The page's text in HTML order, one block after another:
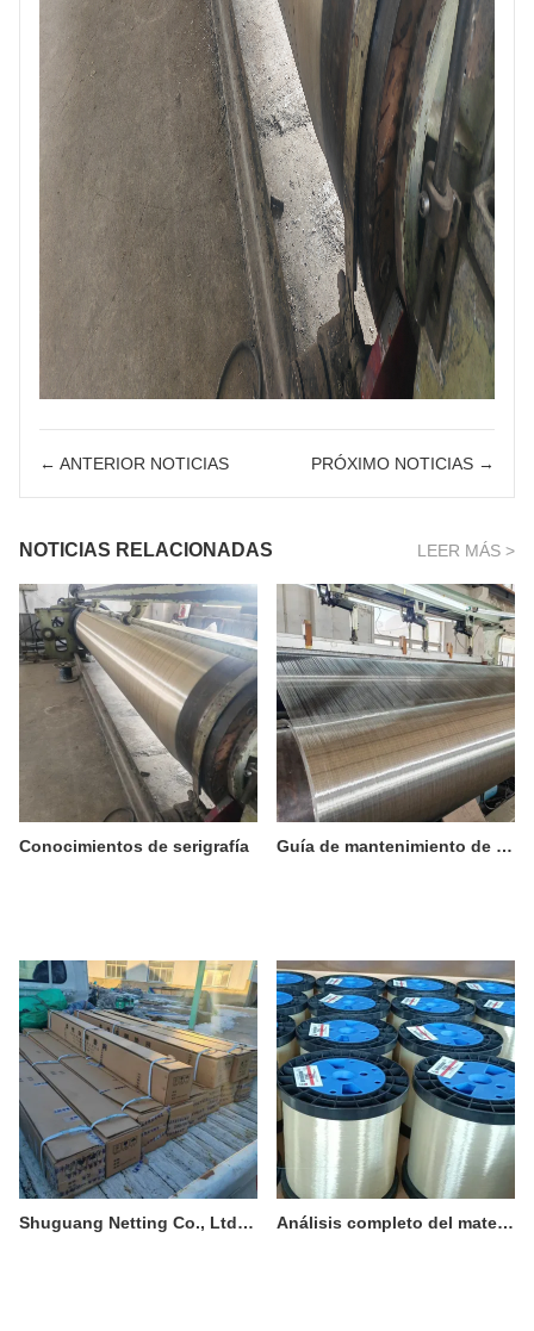
← ANTERIOR NOTICIAS PRÓXIMO NOTICIAS →
NOTICIAS RELACIONADAS LEER MÁS >
Conocimientos de serigrafía Guía de mantenimiento de mallas de alambre de acero inoxidable
Shuguang Netting Co., Ltd. - Servicios de productos Análisis completo del material PPS (sulfuro de polifenileno) I Información básica